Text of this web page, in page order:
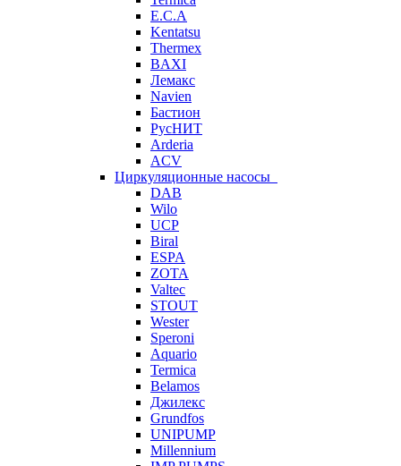
E.C.A
Kentatsu
Thermex
BAXI
Лемакс
Navien
Бастион
РусНИТ
Arderia
ACV
Циркуляционные насосы
DAB
Wilo
UCP
Biral
ESPA
ZOTA
Valtec
STOUT
Wester
Speroni
Aquario
Termica
Belamos
Джилекс
Grundfos
UNIPUMP
Millennium